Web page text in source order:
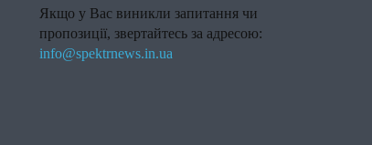
Якщо у Вас виникли запитання чи
пропозиції, звертайтесь за адресою:
info@spektrnews.in.ua